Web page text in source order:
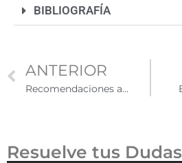
BIBLIOGRAFÍA
ANTERIOR
Recomendaciones ante la presencia de agentes de ICE en tu comunidad
Resuelve tus Dudas